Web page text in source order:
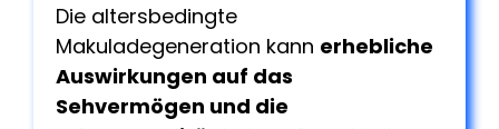
Die altersbedingte
Makuladegeneration kann erhebliche
Auswirkungen auf das
Sehvermögen und die